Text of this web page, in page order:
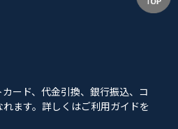
ード、代金引換、銀行振込、コ
ます。詳しくはご利用ガイドを